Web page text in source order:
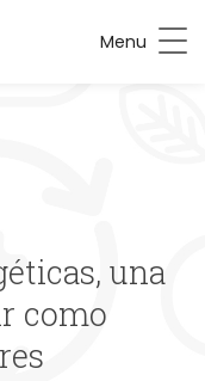
Menu
una
como